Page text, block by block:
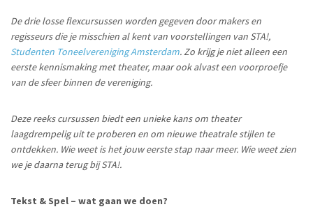
De drie losse flexcursussen worden gegeven door makers en
regisseurs die je misschien al kent van voorstellingen van STA!,
Studenten Toneelvereniging Amsterdam. Zo krijg je niet alleen een
eerste kennismaking met theater, maar ook alvast een voorproefje
van de sfeer binnen de vereniging.
Deze reeks cursussen biedt een unieke kans om theater
laagdrempelig uit te proberen en om nieuwe theatrale stijlen te
ontdekken. Wie weet is het jouw eerste stap naar meer. Wie weet zien
we je daarna terug bij STA!.
Tekst & Spel – wat gaan we doen?